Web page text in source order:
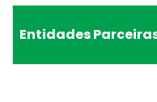
Entidades